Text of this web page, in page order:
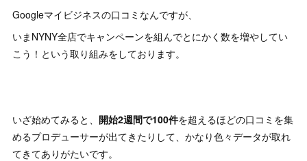
Googleマイビジネスの口コミなんですが、
いまNYNY全店でキャンペーンを組んでとにかく数を増やしてい
こう！という取り組みをしております。
いざ始めてみると、開始2週間で100件を超えるほどの口コミを集
めるプロデューサーが出てきたりして、かなり色々データが取れ
てきてありがたいです。